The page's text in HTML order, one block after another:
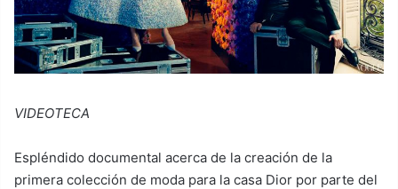
VIDEOTECA
Espléndido documental acerca de la creación de la
primera colección de moda para la casa Dior por parte del